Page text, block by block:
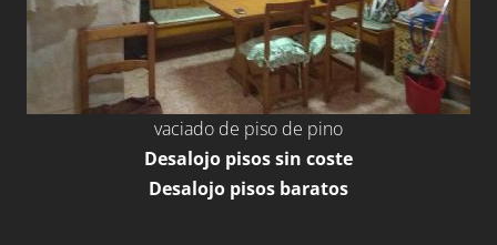
vaciado de piso de pino
Desalojo pisos sin coste
Desalojo pisos baratos